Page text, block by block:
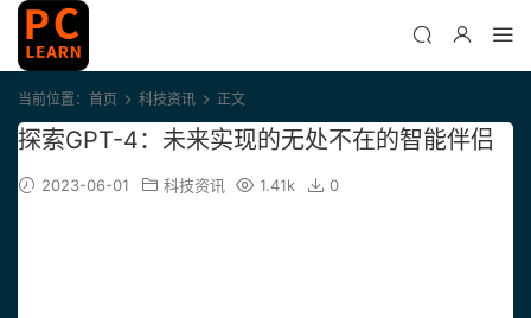
当前位置： 首页 科技资讯 正文
探索GPT-4：未来实现的无处不在的智能伴侣
2023-06-01 科技资讯 1.41k 0